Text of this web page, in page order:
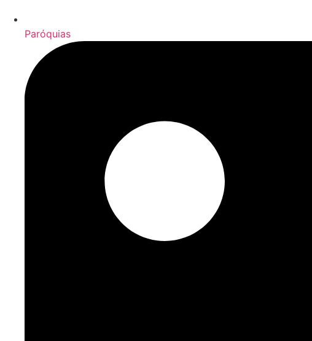
Paróquias